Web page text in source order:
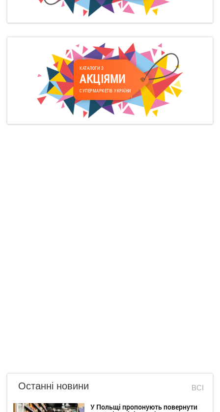
КАТАЛОГИ З
АКЦІЯМИ
СУПЕРМАРКЕТІВ УКРАЇНИ
Останні новини ВСІ
У Польщі пропонують повернути